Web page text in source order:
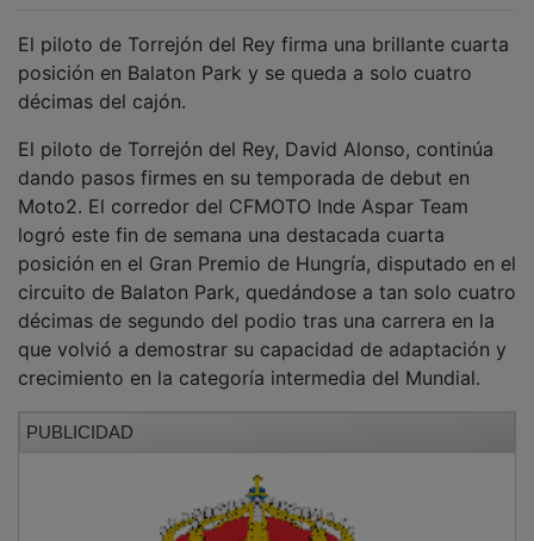
posición en Balaton Park y se queda a solo cuatro
décimas del cajón.
dando pasos firmes en su temporada de debut en
Moto2. El corredor del CFMOTO Inde Aspar Team
logró este fin de semana una destacada cuarta
posición en el Gran Premio de Hungría, disputado en el
circuito de Balaton Park, quedándose a tan solo cuatro
décimas de segundo del podio tras una carrera en la
que volvió a demostrar su capacidad de adaptación y
crecimiento en la categoría intermedia del Mundial.